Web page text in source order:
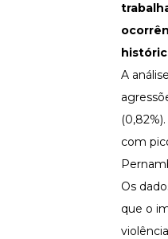
Confira nossos
Aprofunde seu
Ferramentas e
Para agilizar o seu
Infográfico
Conteúdo prático e
Materiais
Newsletters
A
com
Os
que o